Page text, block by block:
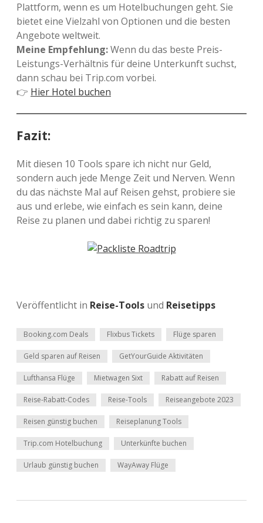
Plattform, wenn es um Hotelbuchungen geht. Sie
bietet eine Vielzahl von Optionen und die besten
Angebote weltweit.
Meine Empfehlung:Wenn du das beste Preis-
Leistungs-Verhältnis für deine Unterkunft suchst,
dann schau bei Trip.com vorbei.
👉 Hier Hotel buchen
Fazit:
Mit diesen 10 Tools spare ich nicht nur Geld,
sondern auch jede Menge Zeit und Nerven. Wenn
du das nächste Mal auf Reisen gehst, probiere sie
aus und erlebe, wie einfach es sein kann, deine
Reise zu planen und dabei richtig zu sparen!
Veröffentlicht in Reise-Tools und Reisetipps
Booking.com Deals Flixbus Tickets Flüge sparen
Geld sparen auf Reisen GetYourGuide Aktivitäten
Lufthansa Flüge Mietwagen Sixt Rabatt auf Reisen
Reise-Rabatt-Codes Reise-Tools Reiseangebote 2023
Reisen günstig buchen Reiseplanung Tools
Trip.com Hotelbuchung Unterkünfte buchen
Urlaub günstig buchen WayAway Flüge